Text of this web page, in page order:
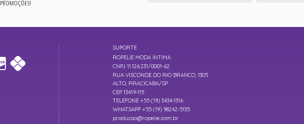
PROMOÇÕES!
SUPORTE
ROPELIE MODA ÍNTIMA
CNPJ 11.126.231/0001-62
RUA VISCONDE DO RIO BRANCO, 1305
ALTO, PIRACICABA/SP
CEP 13419-115
TELEFONE +55 (19) 3434-1316
WHATSAPP +55 (19) 98242-5135
producao@ropelie.com.br